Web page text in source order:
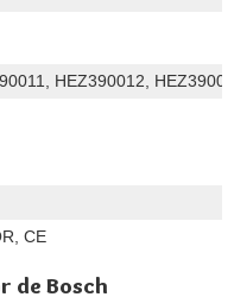
HEZ390012,
CE
de Bosch